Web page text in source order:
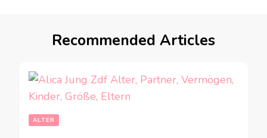
Recommended Articles
ALTER